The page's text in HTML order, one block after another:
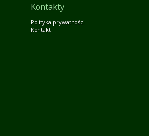
Kontakty
Polityka prywatności
Kontakt